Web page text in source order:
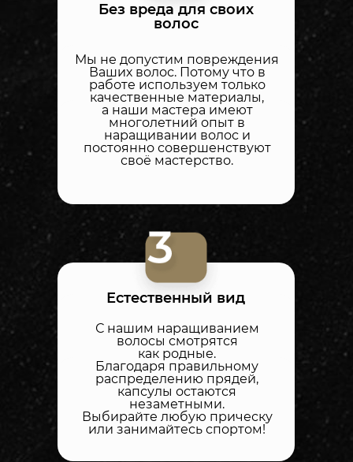
Естественный вид
С нашим наращиванием
волосы смотрятся
как родные.
Благодаря правильному
распределению прядей,
капсулы остаются
незаметными.
Выбирайте любую прическу
или занимайтесь спортом!
Без вреда для своих
волос
Мы не допустим повреждения
Ваших волос. Потому что в
работе используем только
качественные материалы,
а наши мастера имеют
многолетний опыт в
наращивании волос и
постоянно совершенствуют
своё мастерство.